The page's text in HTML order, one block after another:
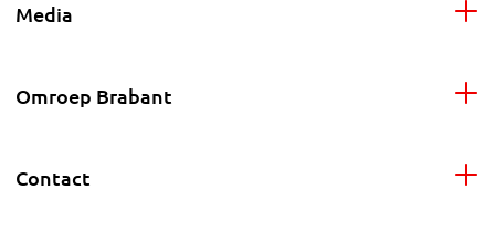
Media
Omroep Brabant
Contact